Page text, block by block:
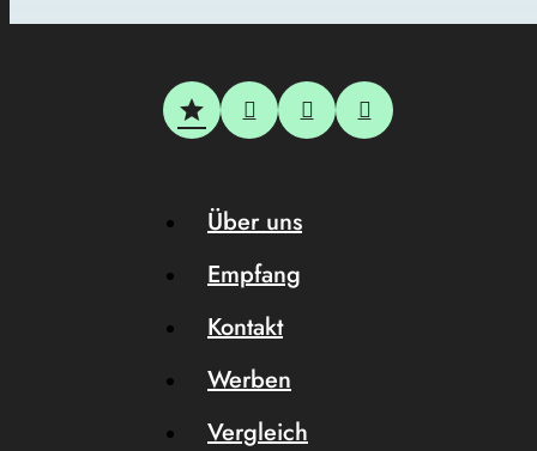
Über uns
Empfang
Kontakt
Werben
Vergleich